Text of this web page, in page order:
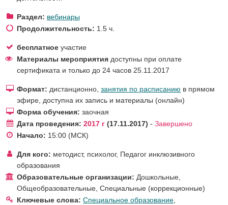
Раздел: вебинары
Продолжительность: 1.5 ч.
бесплатное участие
Материалы мероприятия доступны при оплате
сертификата и только до 24 часов 25.11.2017
Формат: дистанционно, занятия по расписанию в прямом
эфире, доступна их запись и материалы (онлайн)
Форма обучения: заочная
Дата проведения: 2017 г 17.11.2017 - Завершено
Начало: 15:00 (МСК)
Для кого: методист, психолог, Педагог инклюзивного
образования
Образовательные организации: Дошкольные,
Общеобразовательные, Специальные (коррекционные)
Ключевые слова: Специальное образование,